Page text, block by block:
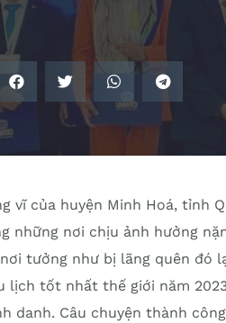
vĩ của huyện Minh Hoá, tỉnh
những nơi chịu ảnh hưởng
tưởng như bị lãng quên đó
tốt nhất thế giới năm
danh. Câu chuyện thành